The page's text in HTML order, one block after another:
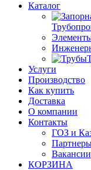
Каталог
Услуги
Производство
Как купить
Доставка
О компании
Контакты
ГОЗ и
Вакансии
КОРЗИНА